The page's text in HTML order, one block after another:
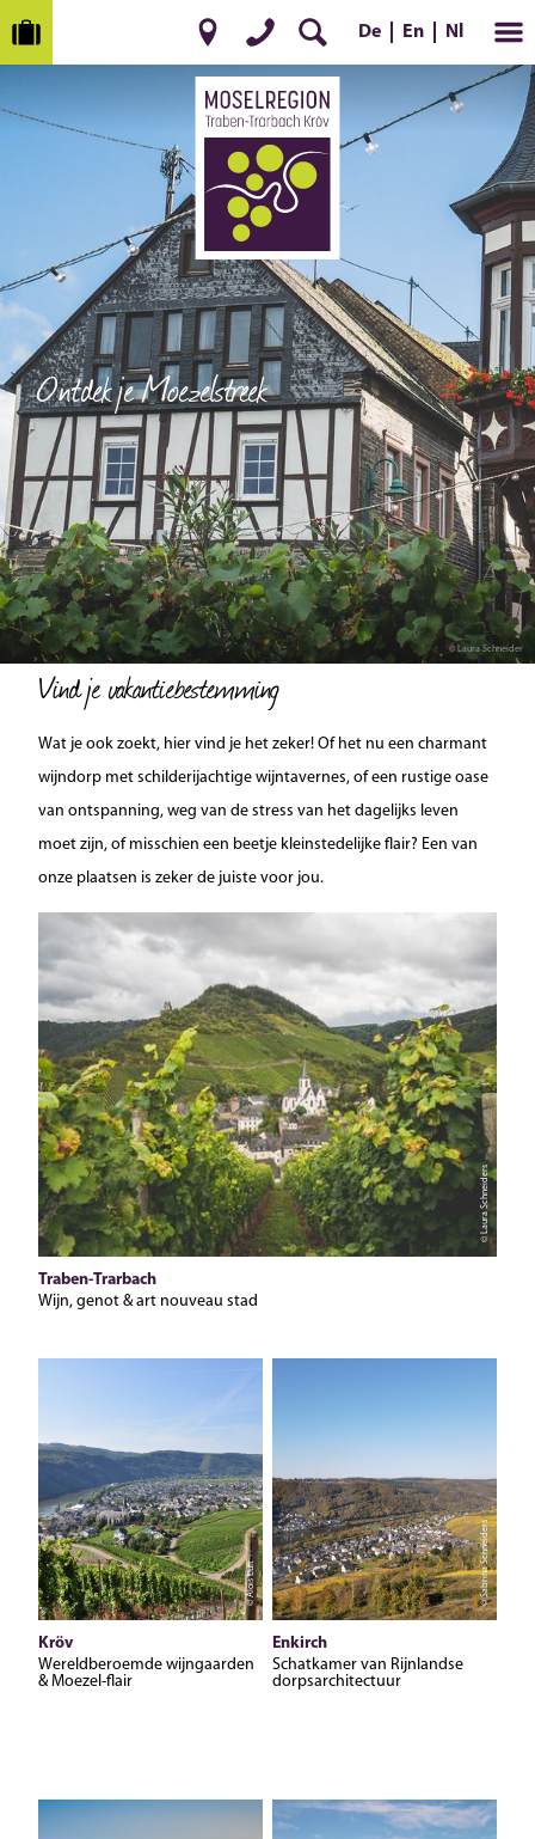
De En Nl
© Laura Schneider
Ontdek je Moezelstreek
Vind je vakantiebestemming
Wat je ook zoekt, hier vind je het zeker! Of het nu een charmant
wijndorp met schilderijachtige wijntavernes, of een rustige oase
van ontspanning, weg van de stress van het dagelijks leven
moet zijn, of misschien een beetje kleinstedelijke flair? Een van
onze plaatsen is zeker de juiste voor jou.
© Laura Schneiders
Traben-Trarbach
Wijn, genot & art nouveau stad
© Alois Luft
Kröv
Wereldberoemde wijngaarden
& Moezel-flair
© Sabrina Schneiders
Enkirch
Schatkamer van Rijnlandse
dorpsarchitectuur